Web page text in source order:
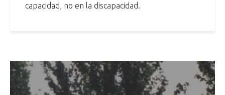
capacidad, no en la discapacidad.